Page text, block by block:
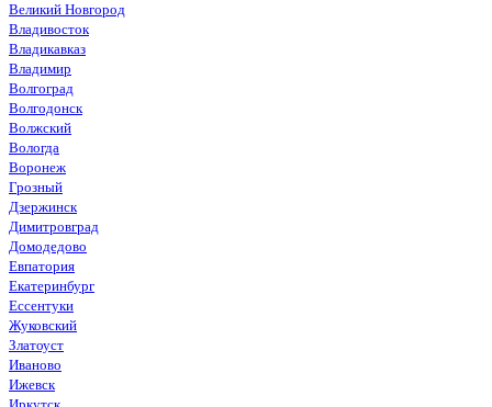
Великий Новгород
Владивосток
Владикавказ
Владимир
Волгоград
Волгодонск
Волжский
Вологда
Воронеж
Грозный
Дзержинск
Димитровград
Домодедово
Евпатория
Екатеринбург
Ессентуки
Жуковский
Златоуст
Иваново
Ижевск